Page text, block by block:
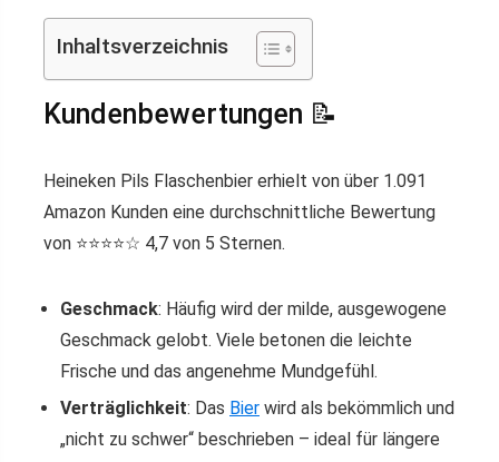
Inhaltsverzeichnis
Kundenbewertungen 📝
Heineken Pils Flaschenbier erhielt von über 1.091
Amazon Kunden eine durchschnittliche Bewertung
von ⭐️⭐️⭐️⭐️☆ 4,7 von 5 Sternen.
Geschmack: Häufig wird der milde, ausgewogene
Geschmack gelobt. Viele betonen die leichte
Frische und das angenehme Mundgefühl.
Verträglichkeit: Das Bier wird als bekömmlich und
„nicht zu schwer“ beschrieben – ideal für längere